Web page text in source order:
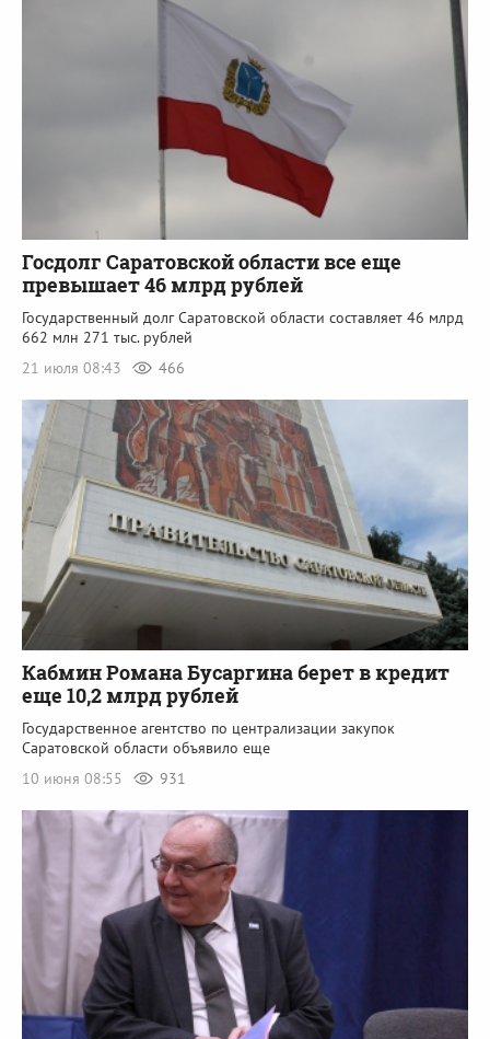
Госдолг Саратовской области все еще
превышает 46 млрд рублей
Государственный долг Саратовской области составляет 46 млрд
662 млн 271 тыс. рублей
21 июля 08:43
466
Кабмин Романа Бусаргина берет в кредит
еще 10,2 млрд рублей
Государственное агентство по централизации закупок
Саратовской области объявило еще
10 июня 08:55
931